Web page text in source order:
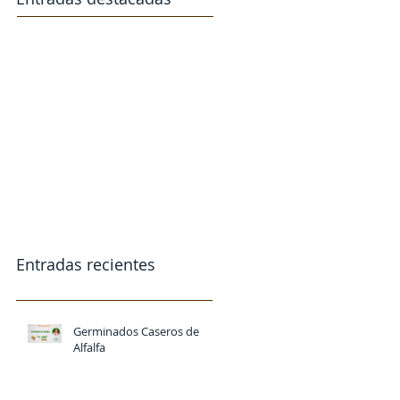
Entradas recientes
Germinados Caseros de
Alfalfa